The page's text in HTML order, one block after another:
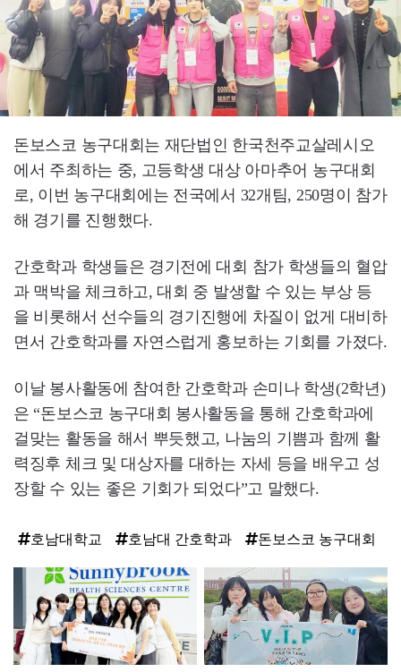
돈보스코 농구대회는 재단법인 한국천주교살레시오
에서 주최하는 중, 고등학생 대상 아마추어 농구대회
로, 이번 농구대회에는 전국에서 32개팀, 250명이 참가
해 경기를 진행했다.
간호학과 학생들은 경기전에 대회 참가 학생들의 혈압
과 맥박을 체크하고, 대회 중 발생할 수 있는 부상 등
을 비롯해서 선수들의 경기진행에 차질이 없게 대비하
면서 간호학과를 자연스럽게 홍보하는 기회를 가졌다.
이날 봉사활동에 참여한 간호학과 손미나 학생(2학년)
은 “돈보스코 농구대회 봉사활동을 통해 간호학과에
걸맞는 활동을 해서 뿌듯했고, 나눔의 기쁨과 함께 활
력징후 체크 및 대상자를 대하는 자세 등을 배우고 성
장할 수 있는 좋은 기회가 되었다”고 말했다.
호남대학교 호남대 간호학과 돈보스코 농구대회